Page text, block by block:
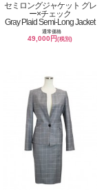
セミロングジャケット グレ
ー×チェック
Gray Plaid Semi-Long Jacket
通常価格
49,000円(税別)